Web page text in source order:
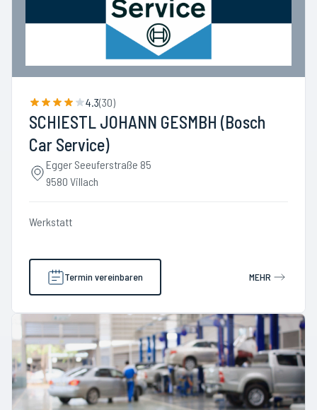
4.3(30)
SCHIESTL JOHANN GESMBH (Bosch
Car Service)
Egger Seeuferstraße 85
9580 Villach
Werkstatt
Termin vereinbaren MEHR